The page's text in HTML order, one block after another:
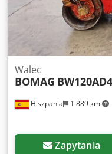
Hiszpania 1 889 km
Walec
BOMAG BW120AD4
Zapytania